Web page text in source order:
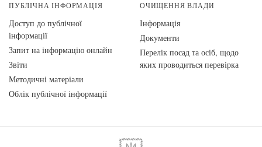
ПУБЛІЧНА ІНФОРМАЦІЯ
Доступ до публічної
інформації
Запит на інформацію онлайн
Звіти
Методичні матеріали
Облік публічної інформації
ОЧИЩЕННЯ ВЛАДИ
Інформація
Документи
Перелік посад та осіб, щодо
яких проводиться перевірка